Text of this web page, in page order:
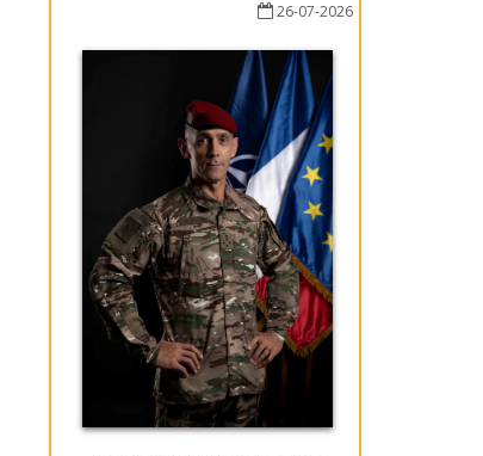
26-07-2026